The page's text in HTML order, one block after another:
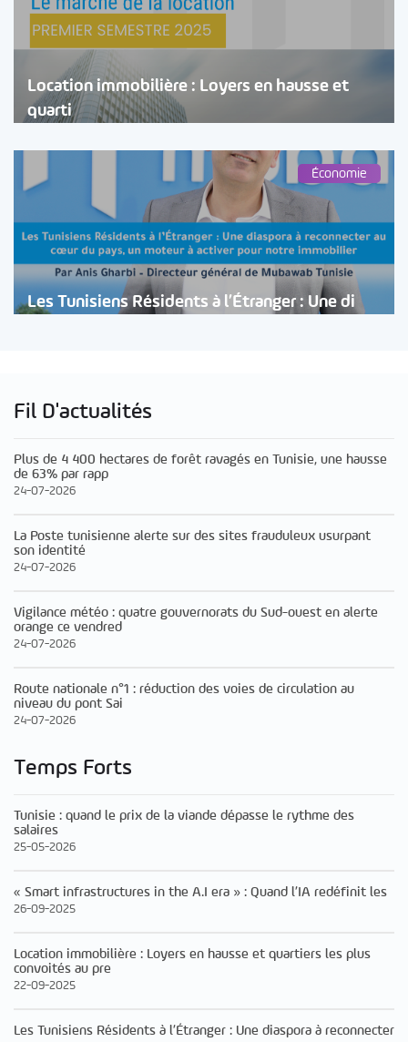
Location immobilière : Loyers en hausse et
quarti
Économie
Les Tunisiens Résidents à l’Étranger : Une di
Fil D'actualités
Plus de 4 400 hectares de forêt ravagés en Tunisie, une hausse
de 63% par rapp
24-07-2026
La Poste tunisienne alerte sur des sites frauduleux usurpant
son identité
24-07-2026
Vigilance météo : quatre gouvernorats du Sud-ouest en alerte
orange ce vendred
24-07-2026
Route nationale n°1 : réduction des voies de circulation au
niveau du pont Sai
24-07-2026
Temps Forts
Tunisie : quand le prix de la viande dépasse le rythme des
salaires
25-05-2026
« Smart infrastructures in the A.I era » : Quand l’IA redéfinit les
26-09-2025
Location immobilière : Loyers en hausse et quartiers les plus
convoités au pre
22-09-2025
Les Tunisiens Résidents à l’Étranger : Une diaspora à reconnecter